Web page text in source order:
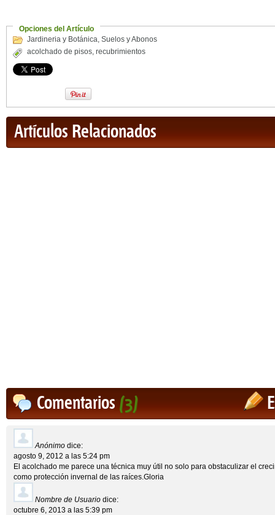
Opciones del Artículo
Jardineria y Botánica, Suelos y Abonos
acolchado de pisos, recubrimientos
Artículos Relacionados
Comentarios(3)
Anónimo dice:
agosto 9, 2012 a las 5:24 pm
El acolchado me parece una técnica muy útil no solo para obstaculizar el
como protección invernal de las raíces.Gloria
Nombre de Usuario dice:
octubre 6, 2013 a las 5:39 pm